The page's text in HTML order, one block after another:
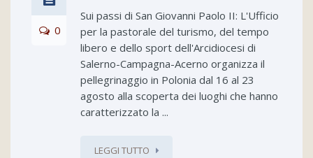
0
Sui passi di San Giovanni Paolo II: L'Ufficio
per la pastorale del turismo, del tempo
libero e dello sport dell'Arcidiocesi di
Salerno-Campagna-Acerno organizza il
pellegrinaggio in Polonia dal 16 al 23
agosto alla scoperta dei luoghi che hanno
caratterizzato la ...
LEGGI TUTTO